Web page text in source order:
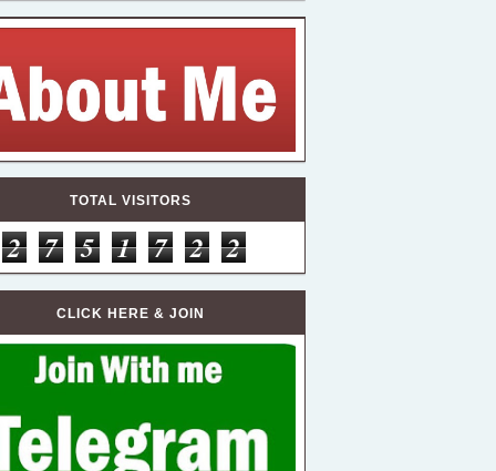
TOTAL VISITORS
2 7 5 1 7 2 2
CLICK HERE & JOIN